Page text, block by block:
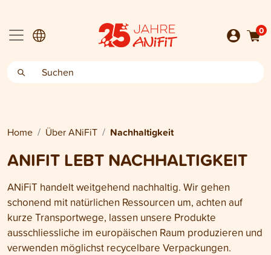
0
Home Über ANiFiT Nachhaltigkeit
ANIFIT LEBT NACHHALTIGKEIT
ANiFiT handelt weitgehend nachhaltig. Wir gehen
schonend mit natürlichen Ressourcen um, achten auf
kurze Transportwege, lassen unsere Produkte
ausschliessliche im europäischen Raum produzieren und
verwenden möglichst recycelbare Verpackungen.